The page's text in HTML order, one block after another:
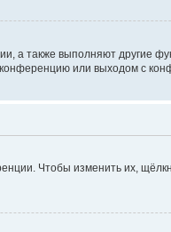
а также выполняют другие
или выходом с
Чтобы изменить их,